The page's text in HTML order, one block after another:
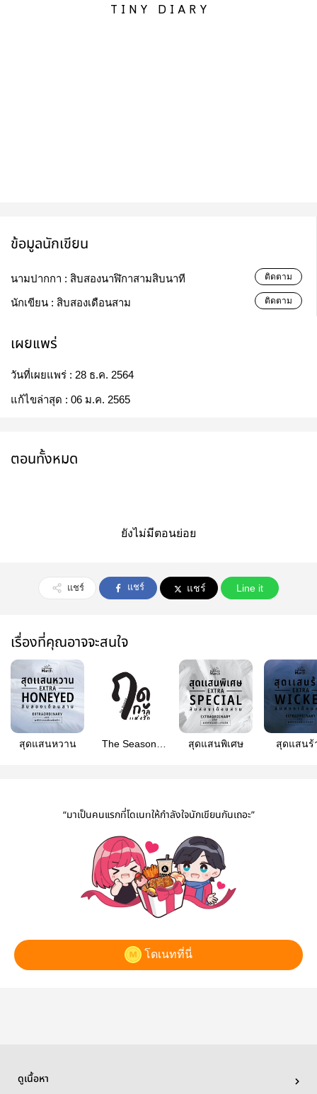
T I N Y D I A R Y
ข้อมูลนักเขียน
นามปากกา : สิบสองนาฬิกาสามสิบนาที ติดตาม
นักเขียน : สิบสองเดือนสาม ติดตาม
เผยแพร่
วันที่เผยแพร่ : 28 ธ.ค. 2564
แก้ไขล่าสุด : 06 ม.ค. 2565
ตอนทั้งหมด
ยังไม่มีตอนย่อย
แชร์ แชร์ แชร์ Line it
เรื่องที่คุณอาจจะสนใจ
สุดแสนหวาน
The Seasons
สุดแสนพิเศษ สุดแสนร้
“มาเป็นคนแรกที่โดเนทให้กำลังใจนักเขียนกันเถอะ”
โดเนทที่นี่
ดูเนื้อหา